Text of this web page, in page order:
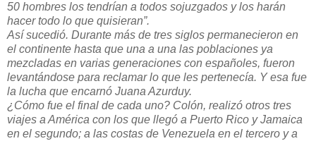
50 hombres los tendrían a todos sojuzgados y los harán
hacer todo lo que quisieran”.
Así sucedió. Durante más de tres siglos permanecieron en
el continente hasta que una a una las poblaciones ya
mezcladas en varias generaciones con españoles, fueron
levantándose para reclamar lo que les pertenecía. Y esa fue
la lucha que encarnó Juana Azurduy.
¿Cómo fue el final de cada uno? Colón, realizó otros tres
viajes a América con los que llegó a Puerto Rico y Jamaica
en el segundo; a las costas de Venezuela en el tercero y a